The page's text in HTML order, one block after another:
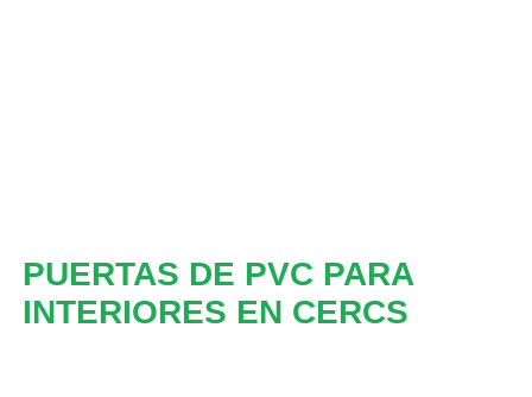
PUERTAS DE PVC PARA
INTERIORES EN CERCS